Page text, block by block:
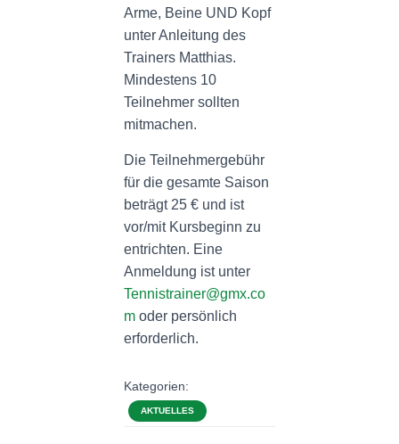
Arme, Beine UND Kopf
unter Anleitung des
Trainers Matthias.
Mindestens 10
Teilnehmer sollten
mitmachen.
Die Teilnehmergebühr
für die gesamte Saison
beträgt 25 € und ist
vor/mit Kursbeginn zu
entrichten. Eine
Anmeldung ist unter
Tennistrainer@gmx.co
m oder persönlich
erforderlich.
Kategorien:
AKTUELLES